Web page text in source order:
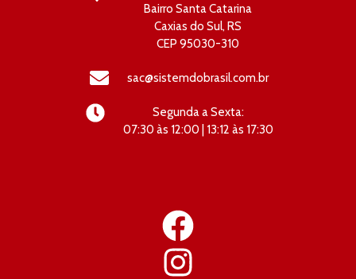
Bairro Santa Catarina
Caxias do Sul, RS
CEP 95030-310
sac@sistemdobrasil.com.br
Segunda a Sexta:
07:30 às 12:00 | 13:12 às 17:30